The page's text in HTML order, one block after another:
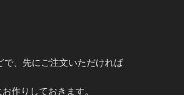
で、先にご注文いただければ
作りしておきます。